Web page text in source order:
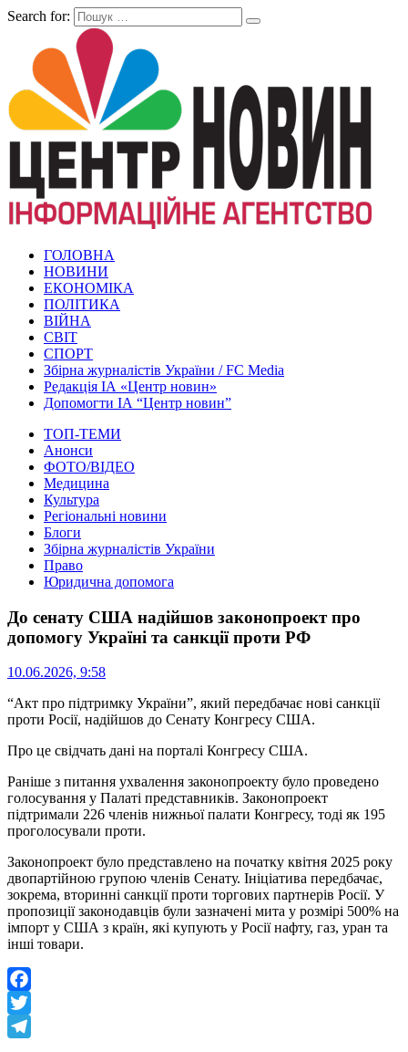
Search for:
ГОЛОВНА
НОВИНИ
ЕКОНОМІКА
ПОЛІТИКА
ВІЙНА
СВІТ
СПОРТ
Збірна журналістів України / FC Media
Редакція ІА «Центр новин»
Допомогти ІА “Центр новин”
ТОП-ТЕМИ
Анонси
ФОТО/ВІДЕО
Медицина
Культура
Регіональні новини
Блоги
Збірна журналістів України
Право
Юридична допомога
До сенату США надійшов законопроект про
допомогу Україні та санкції проти РФ
10.06.2026, 9:58
“Акт про підтримку України”, який передбачає нові санкції
проти Росії, надійшов до Сенату Конгресу США.
Про це свідчать дані на порталі Конгресу США.
Раніше з питання ухвалення законопроекту було проведено
голосування у Палаті представників. Законопроект
підтримали 226 членів нижньої палати Конгресу, тоді як 195
проголосували проти.
Законопроект було представлено на початку квітня 2025 року
двопартійною групою членів Сенату. Ініціатива передбачає,
зокрема, вторинні санкції проти торгових партнерів Росії. У
пропозиції законодавців були зазначені мита у розмірі 500% на
імпорт у США з країн, які купують у Росії нафту, газ, уран та
інші товари.
Facebook
Twitter